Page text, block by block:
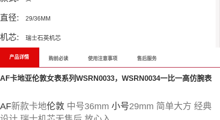
直径: 29/36MM
机芯: 瑞士石英机芯
产品详情 购前必读 使用注意事项 售后服务
AF卡地亚伦敦女表系列WSRN0033，WSRN0034一比一高仿腕表
AF新款卡地伦敦 中号36mm 小号29mm 简单大方 经典